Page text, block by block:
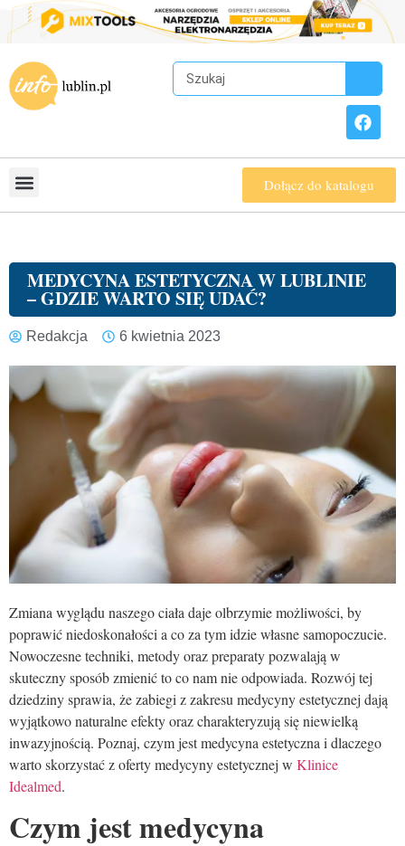
Dołącz do katalogu
MEDYCYNA ESTETYCZNA W LUBLINIE
– GDZIE WARTO SIĘ UDAĆ?
Redakcja 6 kwietnia 2023
Zmiana wyglądu naszego ciała daje olbrzymie możliwości, by
poprawić niedoskonałości a co za tym idzie własne samopoczucie.
Nowoczesne techniki, metody oraz preparaty pozwalają w
skuteczny sposób zmienić to co nam nie odpowiada. Rozwój tej
dziedziny sprawia, że zabiegi z zakresu medycyny estetycznej dają
wyjątkowo naturalne efekty oraz charakteryzują się niewielką
inwazyjnością. Poznaj, czym jest medycyna estetyczna i dlaczego
warto skorzystać z oferty medycyny estetycznej w Klinice
Idealmed.
Czym jest medycyna